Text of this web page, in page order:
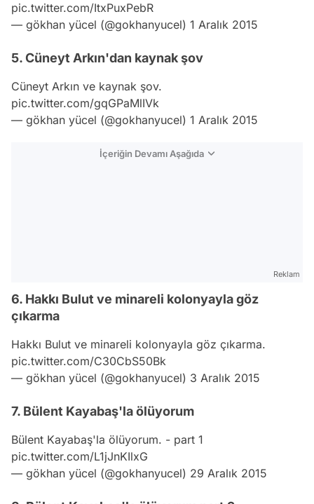
pic.twitter.com/ItxPuxPebR
— gökhan yücel (@gokhanyucel) 1 Aralık 2015
5. Cüneyt Arkın'dan kaynak şov
Cüneyt Arkın ve kaynak şov.
pic.twitter.com/gqGPaMlIVk
— gökhan yücel (@gokhanyucel) 1 Aralık 2015
İçeriğin Devamı Aşağıda
Reklam
6. Hakkı Bulut ve minareli kolonyayla göz
çıkarma
Hakkı Bulut ve minareli kolonyayla göz çıkarma.
pic.twitter.com/C30CbS50Bk
— gökhan yücel (@gokhanyucel) 3 Aralık 2015
7. Bülent Kayabaş'la ölüyorum
Bülent Kayabaş'la ölüyorum. - part 1
pic.twitter.com/L1jJnKIlxG
— gökhan yücel (@gokhanyucel) 29 Aralık 2015